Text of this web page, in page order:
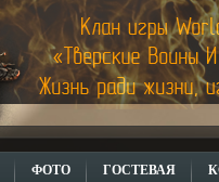
ФОТО ГОСТЕВАЯ